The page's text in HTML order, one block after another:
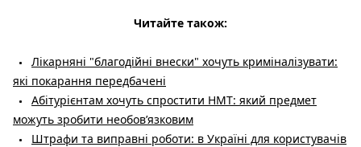
Читайте також:
Лікарняні "благодійні внески" хочуть криміналізувати:
які покарання передбачені
Абітурієнтам хочуть спростити НМТ: який предмет
можуть зробити необов’язковим
Штрафи та виправні роботи: в Україні для користувачів